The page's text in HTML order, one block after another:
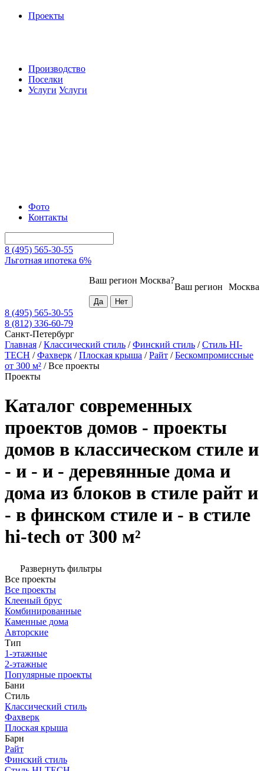
Проекты
Производство
Поселки
Услуги Услуги
Фото
Контакты
8 (495) 565-30-55
Льготная ипотека 6%
Москва
Ваш регион
Ваш регион Москва?
8 (495) 565-30-55
8 (812) 336-60-79
Санкт-Петербург
Главная /Классический стиль /Финский стиль /Стиль HI-
TECH /Фахверк /Плоская крыша /Райт /Бескомпромиссные
от 300 м² /Все проекты
Проекты
Каталог современных
проектов домов - проекты
домов в классическом стиле и
- и - и - деревянные дома и
дома из блоков в стиле райт и
- в финском стиле и - в стиле
hi-tech от 300 м²
Развернуть фильтры
Все проекты
Все проекты
Клееный брус
Комбинированные
Каменные дома
Авторские
Тип
1-этажные
2-этажные
Популярные проекты
Бани
Стиль
Классический стиль
Фахверк
Плоская крыша
Барн
Райт
Финский стиль